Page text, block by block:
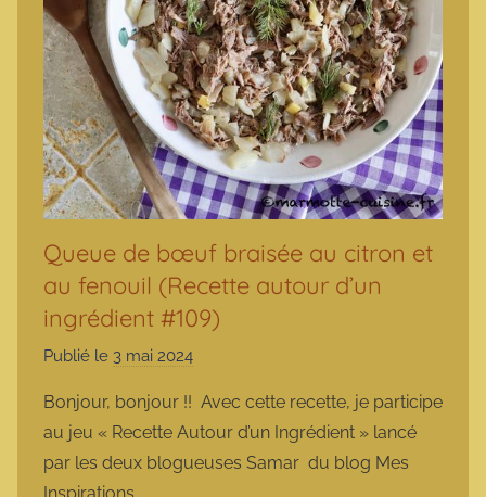
Queue de bœuf braisée au citron et
au fenouil (Recette autour d’un
ingrédient #109)
Publié le 3 mai 2024
m
a
Bonjour, bonjour !! Avec cette recette, je participe
au jeu « Recette Autour d’un Ingrédient » lancé
par les deux blogueuses Samar du blog Mes